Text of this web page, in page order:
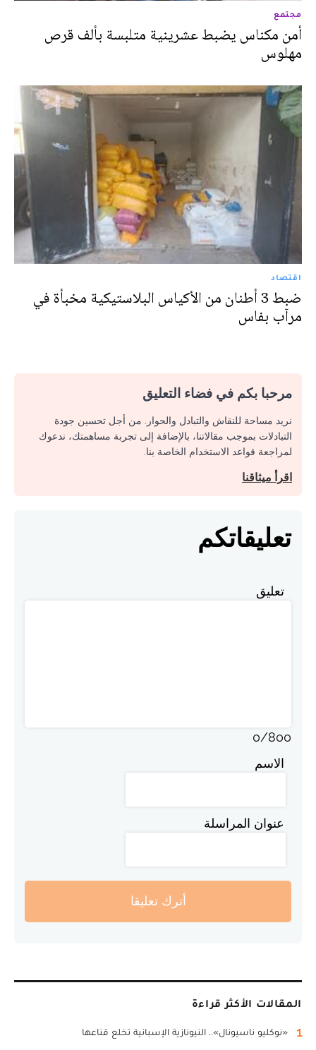
مجتمع
أمن مكناس يضبط عشرينية متلبسة بألف قرص
مهلوس
اقتصاد
ضبط 3 أطنان من الأكياس البلاستيكية مخبأة في
مرآب بفاس
مرحبا بكم في فضاء التعليق
نريد مساحة للنقاش والتبادل والحوار. من أجل تحسين جودة
التبادلات بموجب مقالاتنا، بالإضافة إلى تجربة مساهمتك، ندعوك
لمراجعة قواعد الاستخدام الخاصة بنا.
اقرأ ميثاقنا
تعليقاتكم
تعليق
0/800
الاسم
عنوان المراسلة
أترك تعليقا
المقالات الأكثر قراءة
1 «نوكليو ناسيونال».. النيونازية الإسبانية تخلع قناعها